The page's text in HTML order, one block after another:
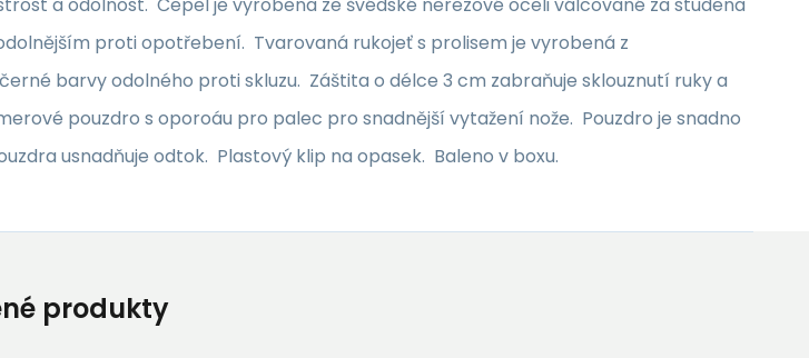
proti opotřebení. Tvarovaná rukojeť s prolisem je vyrobená z
barvy odolného proti skluzu. Záštita o délce 3 cm zabraňuje sklouznutí ruky a
pouzdro s oporoáu pro palec pro snadnější vytažení nože. Pouzdro je snadno
usnadňuje odtok. Plastový klip na opasek. Baleno v boxu.
produkty